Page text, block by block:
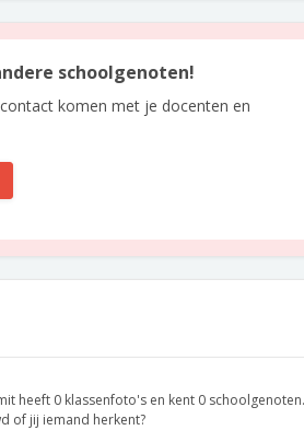
schoolgenoten!
komen met je docenten en
heeft 0 klassenfoto's en kent 0 schoolgenoten.
of jij iemand herkent?